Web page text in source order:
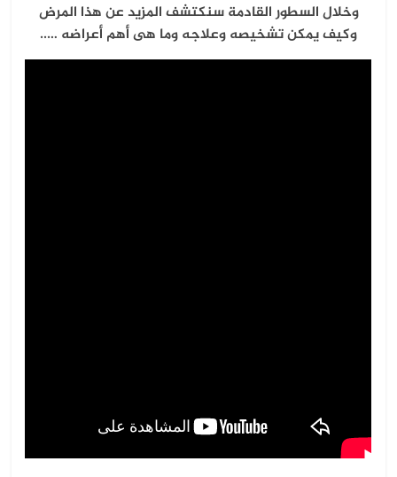
وخلال السطور القادمة سنكتشف المزيد عن هذا المرض
وكيف يمكن تشخيصه وعلاجه وما هى أهم أعراضه …..